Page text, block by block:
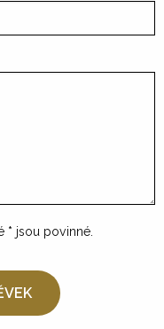
* jsou povinné.